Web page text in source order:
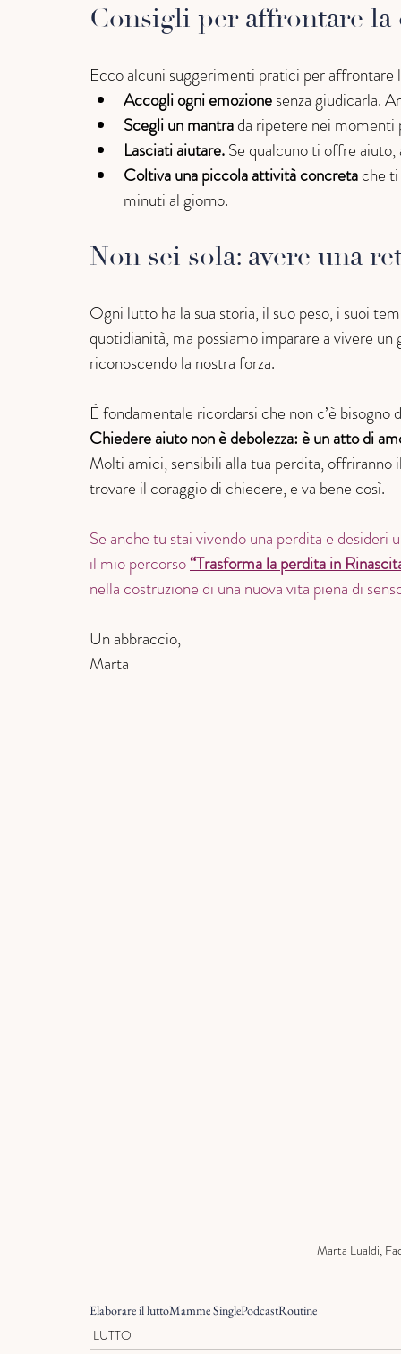
Consigli per affrontare
Ecco alcuni suggerimenti pratici per affrontare
Accogli ogni emozione senza giudicarla.
Scegli un mantra da ripetere nei momenti
Lasciati aiutare. Se qualcuno ti offre
Coltiva una piccola attività concreta che
minuti al giorno.
Non sei sola: avere una
Ogni lutto ha la sua storia, il suo peso, i suoi
quotidianità, ma possiamo imparare a vivere
riconoscendo la nostra forza.
È fondamentale ricordarsi che non c’è bisogno
Chiedere aiuto non è debolezza: è un atto di
Molti amici, sensibili alla tua perdita,
trovare il coraggio di chiedere, e va bene così.
Se anche tu stai vivendo una perdita e
il mio percorso “Trasforma la perdita in
nella costruzione di una nuova vita piena di
Un abbraccio,
Marta
Marta Lualdi,
Elaborare il luttoMamme SinglePodcastRoutine
LUTTO